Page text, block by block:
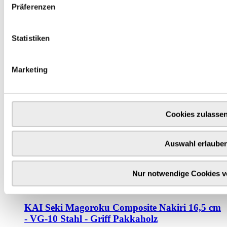
Präferenzen
Statistiken
Marketing
Cookies
Auswahl
Nur notwendige Cookies
Inkl. 19% MwSt.
(in Deutschland / international abweichend)
KAI Seki Magoroku Composite Nakiri 16,5 cm
- VG-10 Stahl - Griff Pakkaholz